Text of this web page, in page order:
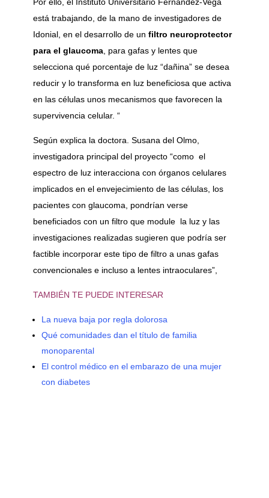
está trabajando, de la mano de investigadores de
Idonial, en el desarrollo de un filtro neuroprotector
para el glaucoma, para gafas y lentes que
selecciona qué porcentaje de luz “dañina” se desea
reducir y lo transforma en luz beneficiosa que activa
en las células unos mecanismos que favorecen la
supervivencia celular. “
Según explica la doctora. Susana del Olmo,
investigadora principal del proyecto “como el
espectro de luz interacciona con órganos celulares
implicados en el envejecimiento de las células, los
pacientes con glaucoma, pondrían verse
beneficiados con un filtro que module la luz y las
investigaciones realizadas sugieren que podría ser
factible incorporar este tipo de filtro a unas gafas
convencionales e incluso a lentes intraoculares”,
TAMBIÉN TE PUEDE INTERESAR
La nueva baja por regla dolorosa
Qué comunidades dan el título de familia
monoparental
El control médico en el embarazo de una mujer
con diabetes